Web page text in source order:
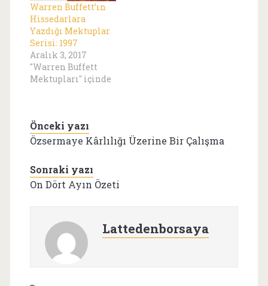
Warren Buffett’ın
Hissedarlara
Yazdığı Mektuplar
Serisi: 1997
Aralık 3, 2017
"Warren Buffett
Mektupları" içinde
Önceki yazı
Özsermaye Kârlılığı Üzerine Bir Çalışma
Sonraki yazı
On Dört Ayın Özeti
Lattedenborsaya